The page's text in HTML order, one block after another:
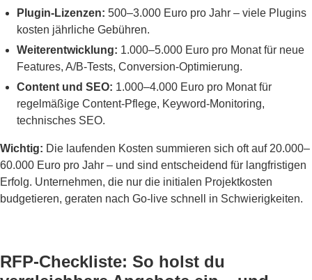
Plugin-Lizenzen: 500–3.000 Euro pro Jahr – viele Plugins
kosten jährliche Gebühren.
Weiterentwicklung: 1.000–5.000 Euro pro Monat für neue
Features, A/B-Tests, Conversion-Optimierung.
Content und SEO: 1.000–4.000 Euro pro Monat für
regelmäßige Content-Pflege, Keyword-Monitoring,
technisches SEO.
Wichtig: Die laufenden Kosten summieren sich oft auf 20.000–
60.000 Euro pro Jahr – und sind entscheidend für langfristigen
Erfolg. Unternehmen, die nur die initialen Projektkosten
budgetieren, geraten nach Go-live schnell in Schwierigkeiten.
RFP-Checkliste: So holst du